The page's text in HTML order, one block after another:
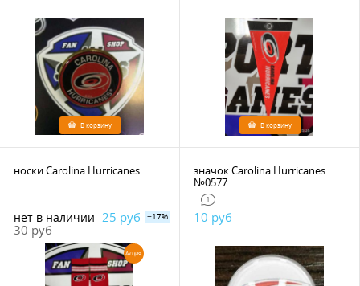
В корзину В корзину
носки Carolina Hurricanes
нет в наличии 25 руб
30 руб
−17%
Акция
значок Carolina Hurricanes
№0577
1
10 руб